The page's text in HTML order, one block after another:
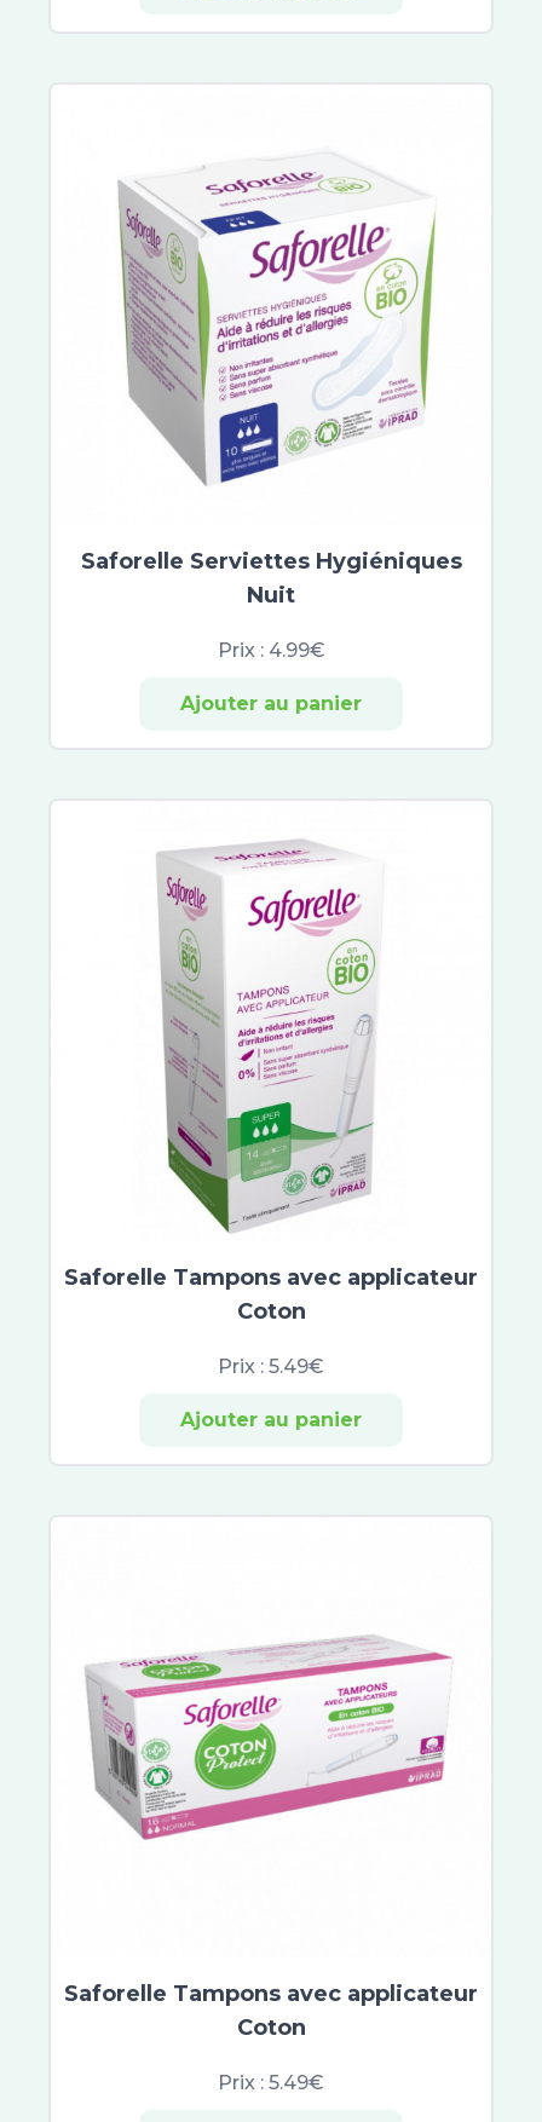
Saforelle Serviettes Hygiéniques
Nuit
Prix : 4.99€
Ajouter au panier
Saforelle Tampons avec applicateur
Coton
Prix : 5.49€
Ajouter au panier
Saforelle Tampons avec applicateur
Coton
Prix : 5.49€